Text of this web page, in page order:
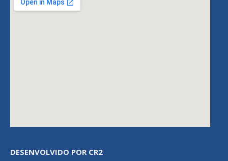
DESENVOLVIDO POR CR2